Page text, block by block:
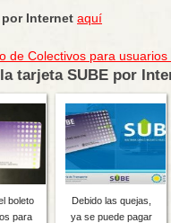
por Internet aquí
de Colectivos para usuarios
tarjeta SUBE por
boleto
para
Debido las quejas,
ya se puede pagar